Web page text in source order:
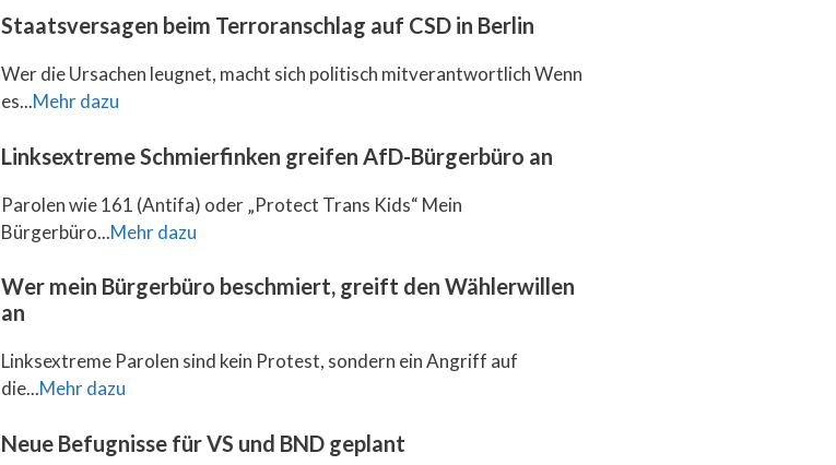
Staatsversagen beim Terroranschlag auf CSD in Berlin
Wer die Ursachen leugnet, macht sich politisch mitverantwortlich Wenn
es...Mehr dazu
Linksextreme Schmierfinken greifen AfD-Bürgerbüro an
Parolen wie 161 (Antifa) oder „Protect Trans Kids“ Mein
Bürgerbüro...Mehr dazu
Wer mein Bürgerbüro beschmiert, greift den Wählerwillen
an
Linksextreme Parolen sind kein Protest, sondern ein Angriff auf
die...Mehr dazu
Neue Befugnisse für VS und BND geplant